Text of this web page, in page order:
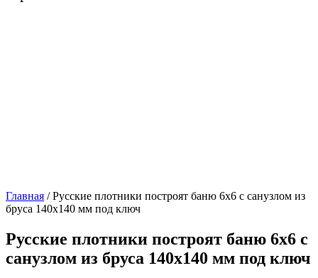
Главная /Русские плотники построят баню 6х6 с санузлом из
бруса 140х140 мм под ключ
Русские плотники построят баню 6х6 с
санузлом из бруса 140х140 мм под ключ